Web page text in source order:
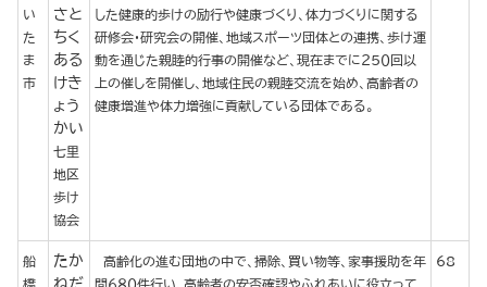
い
た
ま
市
さと
ちく
ある
けき
ょう
かい
七里
地区
歩け
協会
した健康的歩けの励行や健康づくり、体力づくりに関する
研修会・研究会の開催、地域スポーツ団体との連携、歩け運
動を通じた親睦的行事の開催など、現在までに２５０回以
上の催しを開催し、地域住民の親睦交流を始め、高齢者の
健康増進や体力増強に貢献している団体である。
船
橋
たか
ねだ
高齢化の進む団地の中で、掃除、買い物等、家事援助を年
間６８０件行い、高齢者の安否確認やふれあいに役立って
68